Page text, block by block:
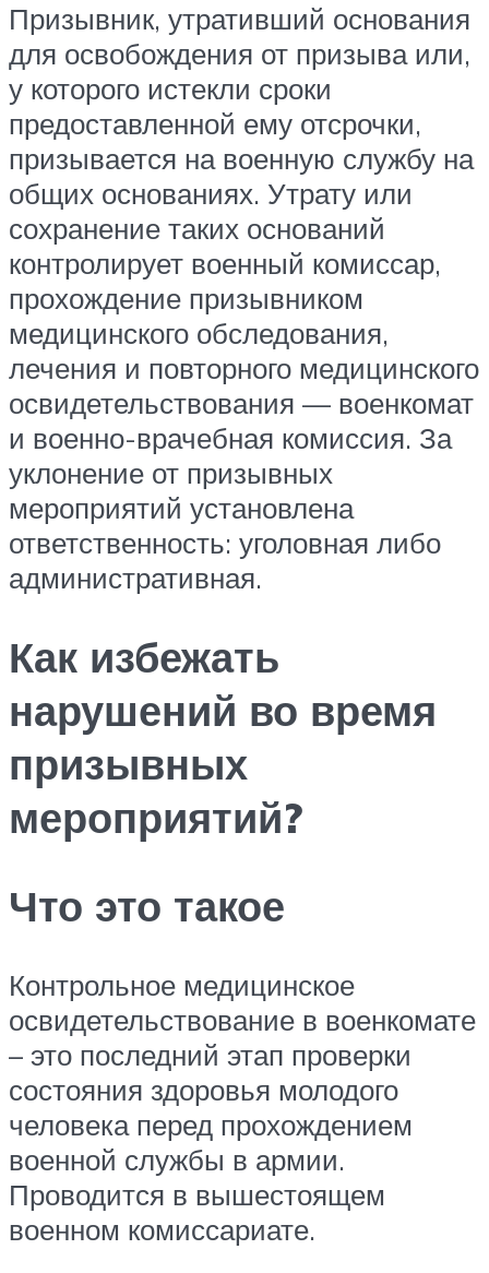
Призывник, утративший основания
для освобождения от призыва или,
у которого истекли сроки
предоставленной ему отсрочки,
призывается на военную службу на
общих основаниях. Утрату или
сохранение таких оснований
контролирует военный комиссар,
прохождение призывником
медицинского обследования,
лечения и повторного медицинского
освидетельствования — военкомат
и военно-врачебная комиссия. За
уклонение от призывных
мероприятий установлена
ответственность: уголовная либо
административная.
Как избежать
нарушений во время
призывных
мероприятий?
Что это такое
Контрольное медицинское
освидетельствование в военкомате
– это последний этап проверки
состояния здоровья молодого
человека перед прохождением
военной службы в армии.
Проводится в вышестоящем
военном комиссариате.